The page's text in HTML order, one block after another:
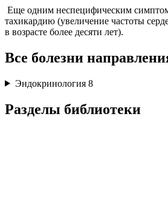
Еще одним неспецифическим
тахикардию (увеличение частоты
в возрасте более десяти лет).
Все болезни
Эндокринология 8
Разделы библиотеки